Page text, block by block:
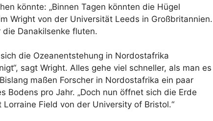
könnte: „Binnen Tagen könnten die Hügel
Wright von der Universität Leeds in Großbritannien.
Danakilsenke fluten.
die Ozeanentstehung in Nordostafrika
sagt Wright. Alles gehe viel schneller, als man es
maßen Forscher in Nordostafrika ein paar
Bodens pro Jahr. „Doch nun öffnet sich die Erde
Lorraine Field von der University of Bristol.“